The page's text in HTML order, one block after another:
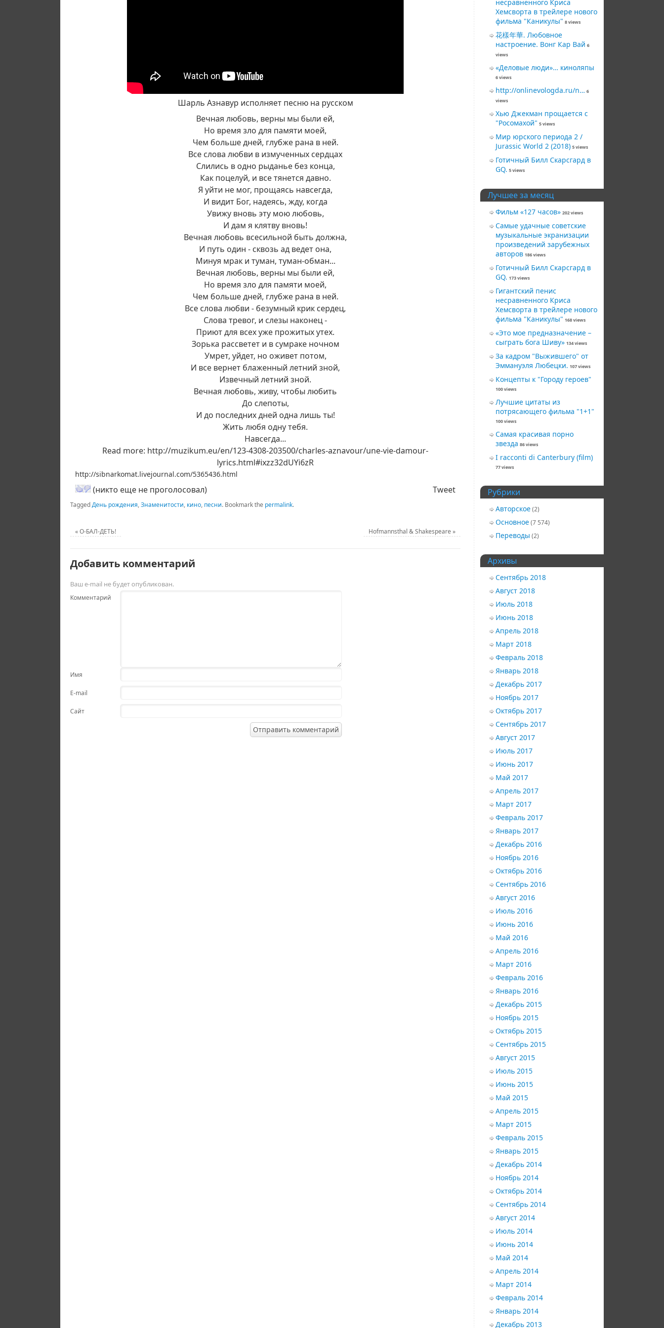
Шарль Азнавур исполняет песню на русском
Вечная любовь, верны мы были ей,
Но время зло для памяти моей,
Чем больше дней, глубже рана в ней.
Все слова любви в измученных сердцах
Слились в одно рыданье без конца,
Как поцелуй, и все тянется давно.
Я уйти не мог, прощаясь навсегда,
И видит Бог, надеясь, жду, когда
Увижу вновь эту мою любовь,
И дам я клятву вновь!
Вечная любовь всесильной быть должна,
И путь один - сквозь ад ведет она,
Минуя мрак и туман, туман-обман...
Вечная любовь, верны мы были ей,
Но время зло для памяти моей,
Чем больше дней, глубже рана в ней.
Все слова любви - безумный крик сердец,
Слова тревог, и слезы наконец -
Приют для всех уже прожитых утех.
Зорька рассветет и в сумраке ночном
Умрет, уйдет, но оживет потом,
И все вернет блаженный летний зной,
Извечный летний зной.
Вечная любовь, живу, чтобы любить
До слепоты,
И до последних дней одна лишь ты!
Жить любя одну тебя.
Навсегда...
Read more: http://muzikum.eu/en/123-4308-203500/charles-aznavour/une-vie-damour-
lyrics.html#ixzz32dUYi6zR
http://sibnarkomat.livejournal.com/5365436.html
Tweet
(никто еще не проголосовал)
TaggedДень рождения,Знаменитости, кино, песни. Bookmark the permalink.
«О-БАЛ-ДЕТЬ! Hofmannsthal & Shakespeare »
Добавить комментарий
Ваш e-mail не будет опубликован.
Комментарий
Имя
E-mail
Сайт
несравненного Криса
Хемсворта в трейлере нового
фильма "Каникулы" 8 views
花樣年華. Любовное
настроение. Вонг Кар Вай 6
views
«Деловые люди»… киноляпы
6 views
http://onlinevologda.ru/n… 6
views
Хью Джекман прощается с
"Росомахой" 5 views
Мир юрского периода 2 /
Jurassic World 2 (2018) 5 views
Готичный Билл Скарсгард в
GQ. 5 views
Лучшее за месяц
Фильм «127 часов» 202 views
Самые удачные советские
музыкальные экранизации
произведений зарубежных
авторов 186 views
Готичный Билл Скарсгард в
GQ. 173 views
Гигантский пeниc
несравненного Криса
Хемсворта в трейлере нового
фильма "Каникулы" 168 views
«Это мое предназначение –
сыграть бога Шиву» 134 views
За кадром "Выжившего" от
Эммануэля Любецки. 107 views
Концепты к "Городу героев"
100 views
Лучшие цитаты из
потрясающего фильма "1+1"
100 views
Самая красивая порно
звезда 86 views
I racconti di Canterbury (film)
77 views
Рубрики
Авторское(2)
Основное(7 574)
Переводы (2)
Архивы
Сентябрь 2018
Август 2018
Июль 2018
Июнь 2018
Апрель 2018
Март 2018
Февраль 2018
Январь 2018
Декабрь 2017
Ноябрь 2017
Октябрь 2017
Сентябрь 2017
Август 2017
Июль 2017
Июнь 2017
Май 2017
Апрель 2017
Март 2017
Февраль 2017
Январь 2017
Декабрь 2016
Ноябрь 2016
Октябрь 2016
Сентябрь 2016
Август 2016
Июль 2016
Июнь 2016
Май 2016
Апрель 2016
Март 2016
Февраль 2016
Январь 2016
Декабрь 2015
Ноябрь 2015
Октябрь 2015
Сентябрь 2015
Август 2015
Июль 2015
Июнь 2015
Май 2015
Апрель 2015
Март 2015
Февраль 2015
Январь 2015
Декабрь 2014
Ноябрь 2014
Октябрь 2014
Сентябрь 2014
Август 2014
Июль 2014
Июнь 2014
Май 2014
Апрель 2014
Март 2014
Февраль 2014
Январь 2014
Декабрь 2013